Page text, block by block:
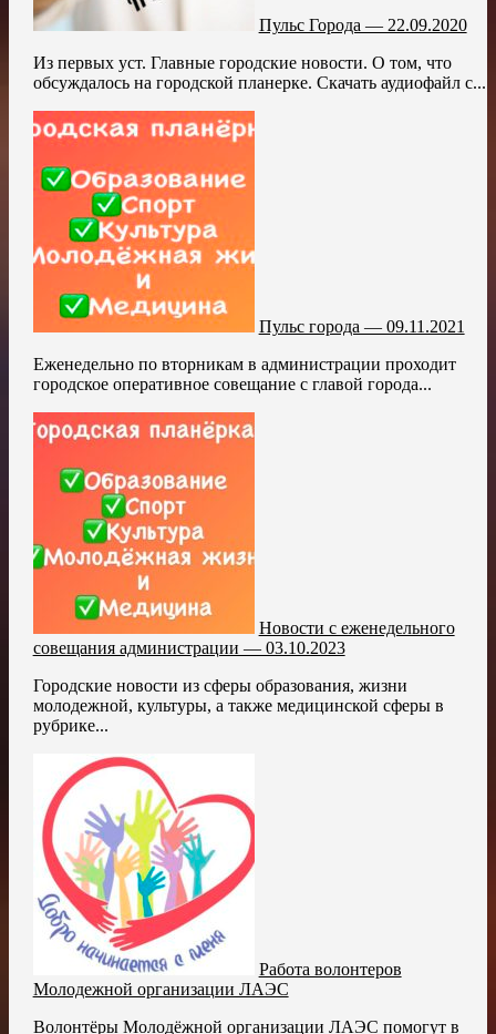
Пульс Города — 22.09.2020
Из первых уст. Главные городские новости. О том, что
обсуждалось на городской планерке. Скачать аудиофайл с...
Пульс города — 09.11.2021
Еженедельно по вторникам в администрации проходит
городское оперативное совещание с главой города...
Новости с еженедельного
совещания администрации — 03.10.2023
Городские новости из сферы образования, жизни
молодежной, культуры, а также медицинской сферы в
рубрике...
Работа волонтеров
Молодежной организации ЛАЭС
Волонтёры Молодёжной организации ЛАЭС помогут в